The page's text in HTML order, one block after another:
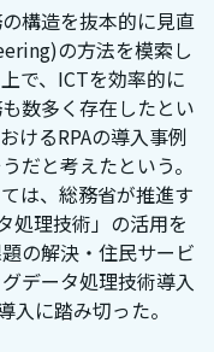
構造を抜本的に見直
の方法を模索し
で、ICTを効率的に
数多く存在したとい
けるRPAの導入事例
だと考えたという。
は、総務省が推進す
処理技術」の活用を
の解決・住民サービ
データ処理技術導入
入に踏み切った。